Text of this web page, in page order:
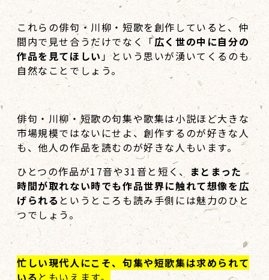
これらの俳句・川柳・短歌を創作していると、仲
間内で見せ合うだけでなく「広く世の中に自分の
作品を見てほしい 」という思いが湧いてくるのも
自然なことでしょう。
俳句・川柳・短歌の句集や歌集は小説ほど大きな
市場規模ではないにせよ、創作するのが好きな人
も、他人の作品を読むのが好きな人もいます。
ひとつの作品が17音や31音と短く、
まとまった
時間が取れない時でも作品世界に触れて想像を広
げられる というところも読み手側には魅力のひと
つでしょう。
忙しい現代人にこそ、句集や短歌集は求められて
いる ともいえます。